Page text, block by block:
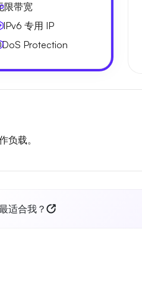
限带宽
IPv6 专用 IP
Protection
负载。
适合我？